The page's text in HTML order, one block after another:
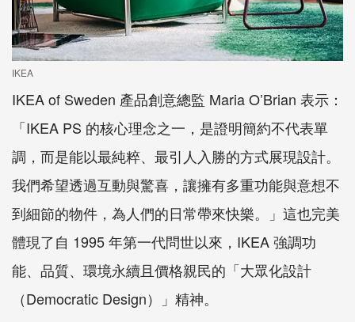
IKEA
IKEA of Sweden 產品創意總監 Maria O’Brian 表示：
「IKEA PS 的核心理念之一，是證明簡約不代表單
調，而是能以最純粹、最引人入勝的方式展現設計。
我們希望透過互動與驚喜，讓擁有多重功能與意想不
到細節的物件，為人們的日常帶來快樂。」這也完美
體現了自 1995 年第一代問世以來，IKEA 強調功
能、品質、環境永續且價格親民的「大眾化設計
（Democratic Design）」精神。